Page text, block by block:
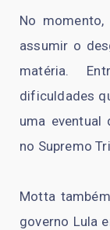
No
assumir o
matéria.
dificuldades
uma eventual
no Supremo
Motta
governo Lula